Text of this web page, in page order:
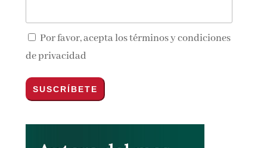
Por favor, acepta lostérminos y condiciones
de privacidad